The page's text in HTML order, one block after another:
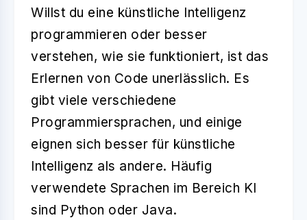
Willst du eine künstliche Intelligenz
programmieren oder besser
verstehen, wie sie funktioniert, ist das
Erlernen von Code unerlässlich. Es
gibt viele verschiedene
Programmiersprachen, und einige
eignen sich besser für künstliche
Intelligenz als andere. Häufig
verwendete Sprachen im Bereich KI
sind Python oder Java.